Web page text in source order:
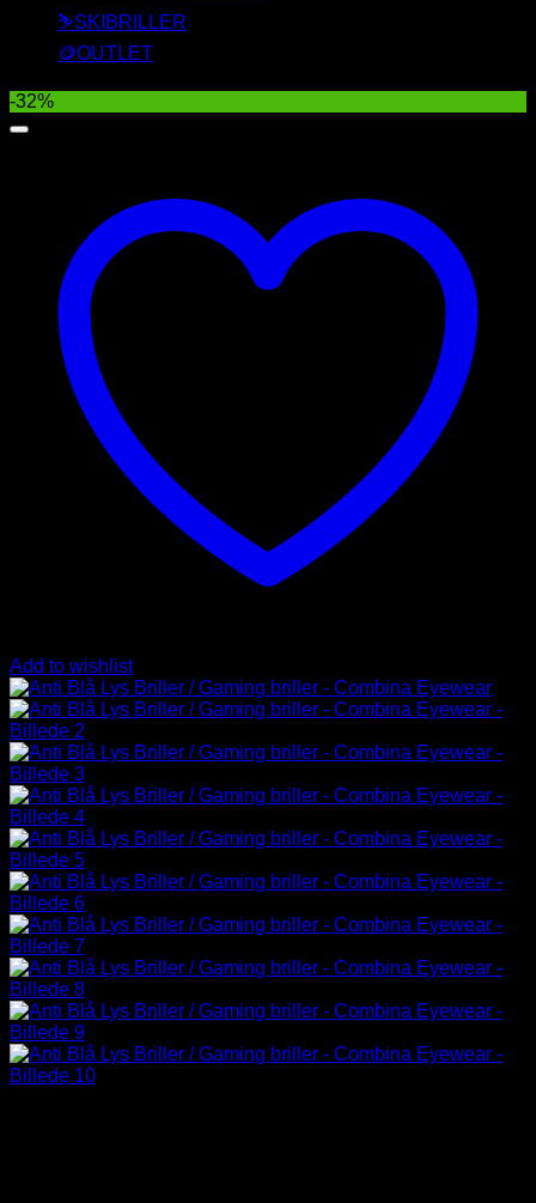
⛷️SKIBRILLER
🪙OUTLET
-32%
Add to wishlist